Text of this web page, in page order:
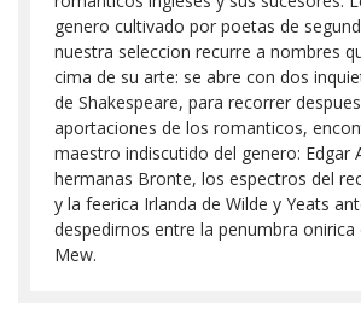
genero cultivado por poetas de
nuestra seleccion recurre a nombres
cima de su arte: se abre con dos
de Shakespeare, para recorrer
aportaciones de los romanticos,
maestro indiscutido del genero: Edgar
hermanas Bronte, los espectros del
y la feerica Irlanda de Wilde y Yeats
despedirnos entre la penumbra onirica
Mew.